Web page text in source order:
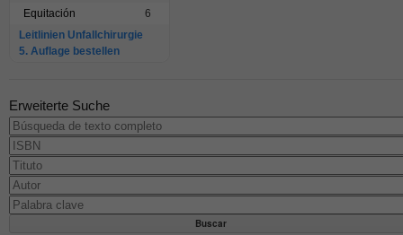
Equitación
6
Leitlinien Unfallchirurgie
5. Auflage bestellen
Erweiterte Suche